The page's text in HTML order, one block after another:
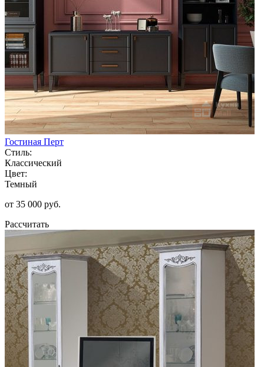
Гостиная Перт
Стиль:
Классический
Цвет:
Темный
от 35 000 руб.
Рассчитать